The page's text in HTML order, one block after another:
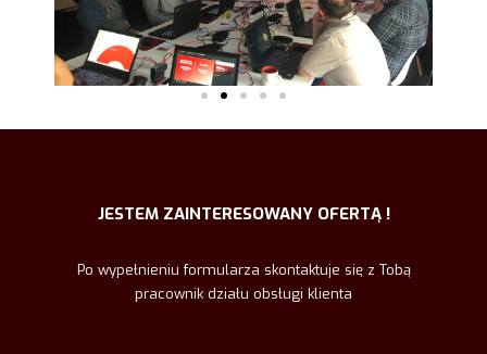
JESTEM ZAINTERESOWANY OFERTĄ !
Po wypełnieniu formularza skontaktuje się z Tobą
pracownik działu obsługi klienta